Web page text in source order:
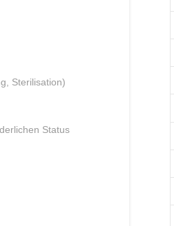
Sterilisation)
Status